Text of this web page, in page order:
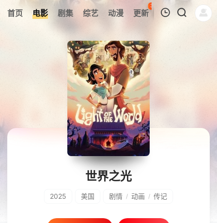
首页 电影 剧集 综艺 动漫 更新
37
热榜 APP
暂无观看影片的记录
世界之光
2025 美国 剧情 / 动画 / 传记